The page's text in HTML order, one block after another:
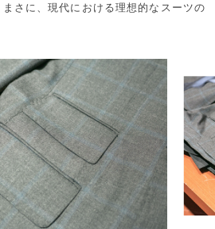
さに、現代における理想的なスーツの